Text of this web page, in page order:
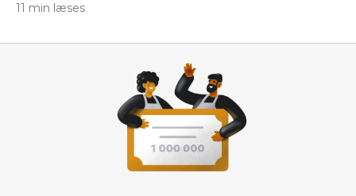
11 min læses